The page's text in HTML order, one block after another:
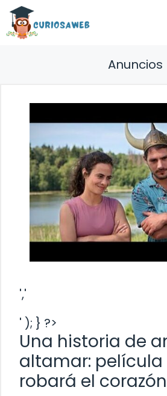
Saltar
contenido
Anuncios
','
' ); } ?>
Una historia de
altamar: película
robará el corazón